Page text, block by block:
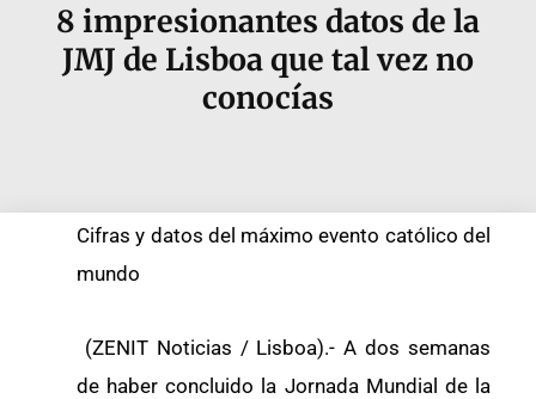
8 impresionantes datos de la
JMJ de Lisboa que tal vez no
conocías
Cifras y datos del máximo evento católico del
mundo
(ZENIT Noticias / Lisboa).- A dos semanas
de haber concluido la Jornada Mundial de la